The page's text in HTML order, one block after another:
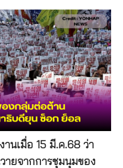
นเมื่อ 15 มี.ค.68 ว่า
ายจากการชุมนุมของ